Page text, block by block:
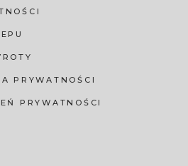
PRYWATNOŚCI
PRYWATNOŚCI